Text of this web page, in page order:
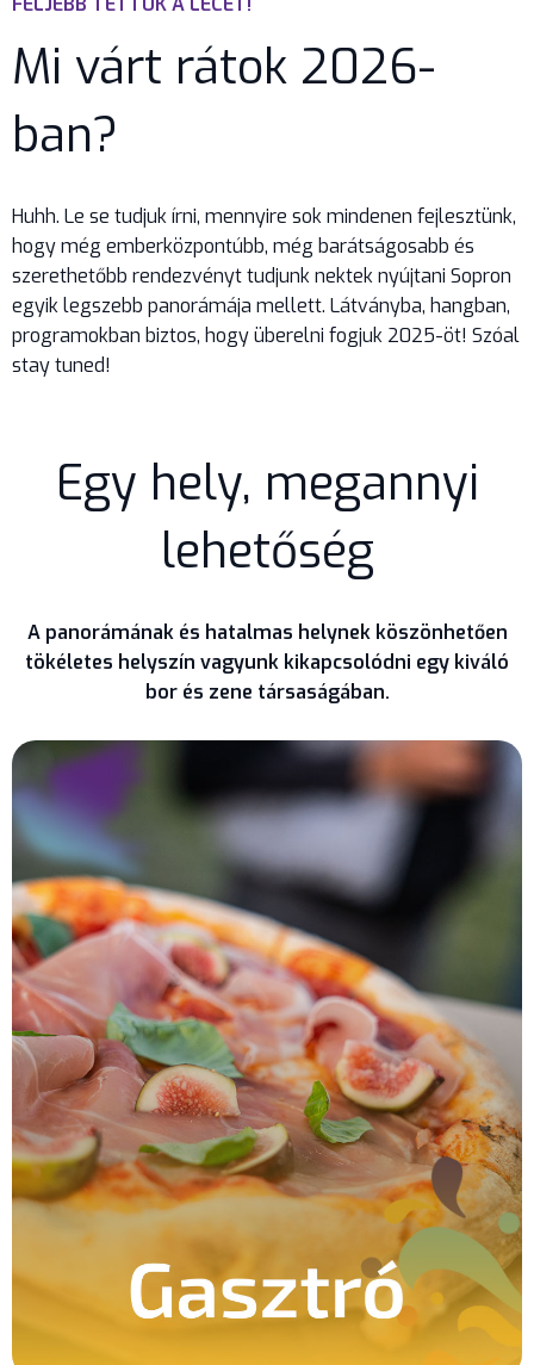
Mi várt rátok 2026-
ban?
Huhh. Le se tudjuk írni, mennyire sok mindenen fejlesztünk,
hogy még emberközpontúbb, még barátságosabb és
szerethetőbb rendezvényt tudjunk nektek nyújtani Sopron
egyik legszebb panorámája mellett. Látványba, hangban,
programokban biztos, hogy überelni fogjuk 2025-öt! Szóal
stay tuned!
Egy hely, megannyi
lehetőség
A panorámának és hatalmas helynek köszönhetően
tökéletes helyszín vagyunk kikapcsolódni egy kiváló
bor és zene társaságában.